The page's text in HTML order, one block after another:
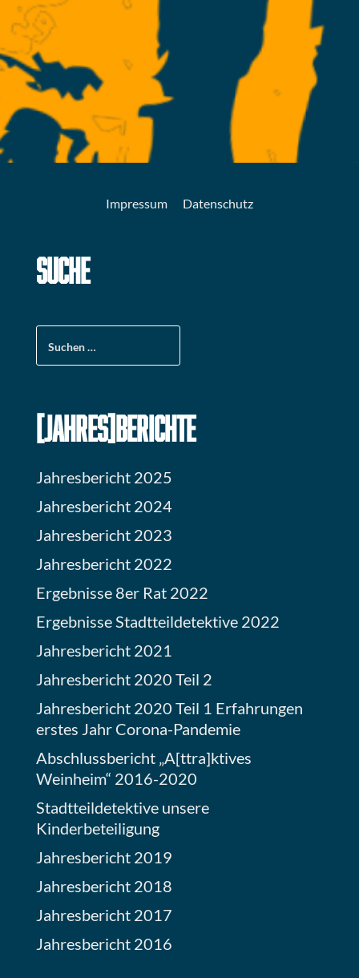
Impressum Datenschutz
SUCHE
[JAHRES]BERICHTE
Jahresbericht 2025
Jahresbericht 2024
Jahresbericht 2023
Jahresbericht 2022
Ergebnisse 8er Rat 2022
Ergebnisse Stadtteildetektive 2022
Jahresbericht 2021
Jahresbericht 2020 Teil 2
Jahresbericht 2020 Teil 1 Erfahrungen
erstes Jahr Corona-Pandemie
Abschlussbericht „A[ttra]ktives
Weinheim“ 2016-2020
Stadtteildetektive unsere
Kinderbeteiligung
Jahresbericht 2019
Jahresbericht 2018
Jahresbericht 2017
Jahresbericht 2016